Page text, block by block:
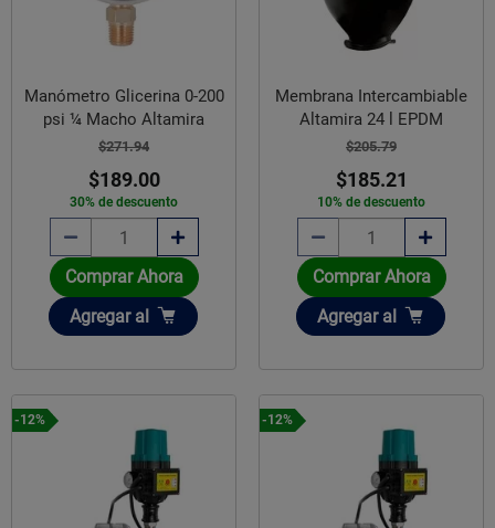
Manómetro Glicerina 0-200
psi ¼ Macho Altamira
$271.94
$189.00
30% de descuento
Comprar Ahora
Añadir
Agregar al
Membrana Intercambiable
Altamira 24 l EPDM
$205.79
$185.21
10% de descuento
Comprar Ahora
Añadir
Agregar al
-12% -12%